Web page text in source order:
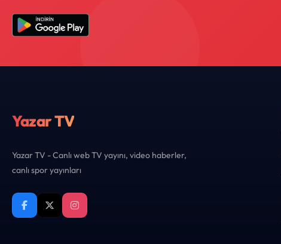
Yazar TV
Yazar TV - Canlı web TV yayını, video haberler,
canlı spor yayınları